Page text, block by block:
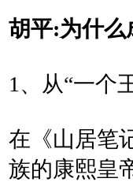
胡平:为什么
1、从“一个
在《山居笔
族的康熙皇